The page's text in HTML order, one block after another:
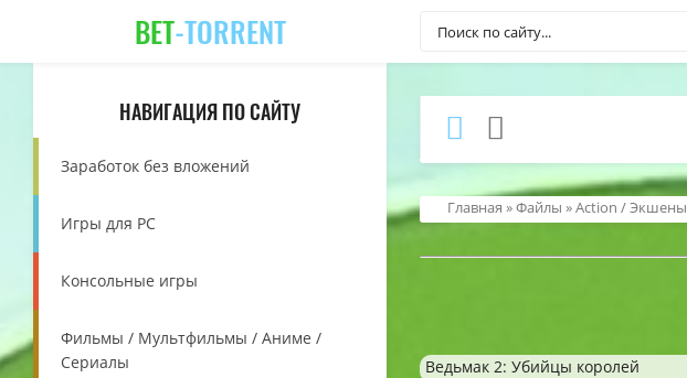
BET-TORRENT
НАВИГАЦИЯ ПО САЙТУ
Заработок без вложений
Игры для PC
Консольные игры
Фильмы / Мультфильмы / Аниме /
Сериалы
Главная »Файлы »Action / Экшены
Ведьмак 2: Убийцы королей